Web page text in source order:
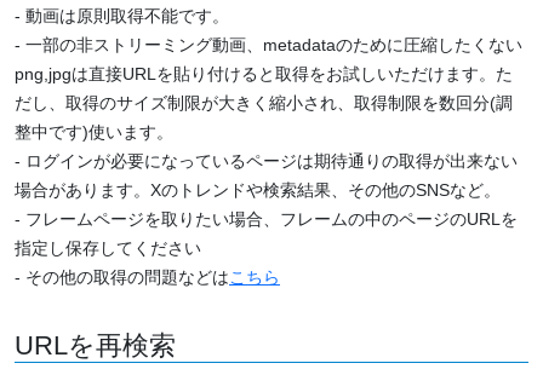
- 動画は原則取得不能です。
- 一部の非ストリーミング動画、metadataのために圧縮したくない
png,jpgは直接URLを貼り付けると取得をお試しいただけます。た
だし、取得のサイズ制限が大きく縮小され、取得制限を数回分(調
整中です)使います。
- ログインが必要になっているページは期待通りの取得が出来ない
場合があります。Xのトレンドや検索結果、その他のSNSなど。
- フレームページを取りたい場合、フレームの中のページのURLを
指定し保存してください
- その他の取得の問題などはこちら
URLを再検索